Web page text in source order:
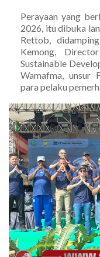
Perayaan yang
2026, itu dibuka
Rettob,
Kemong,
Sustainable
Wamafma, unsur
para pelaku